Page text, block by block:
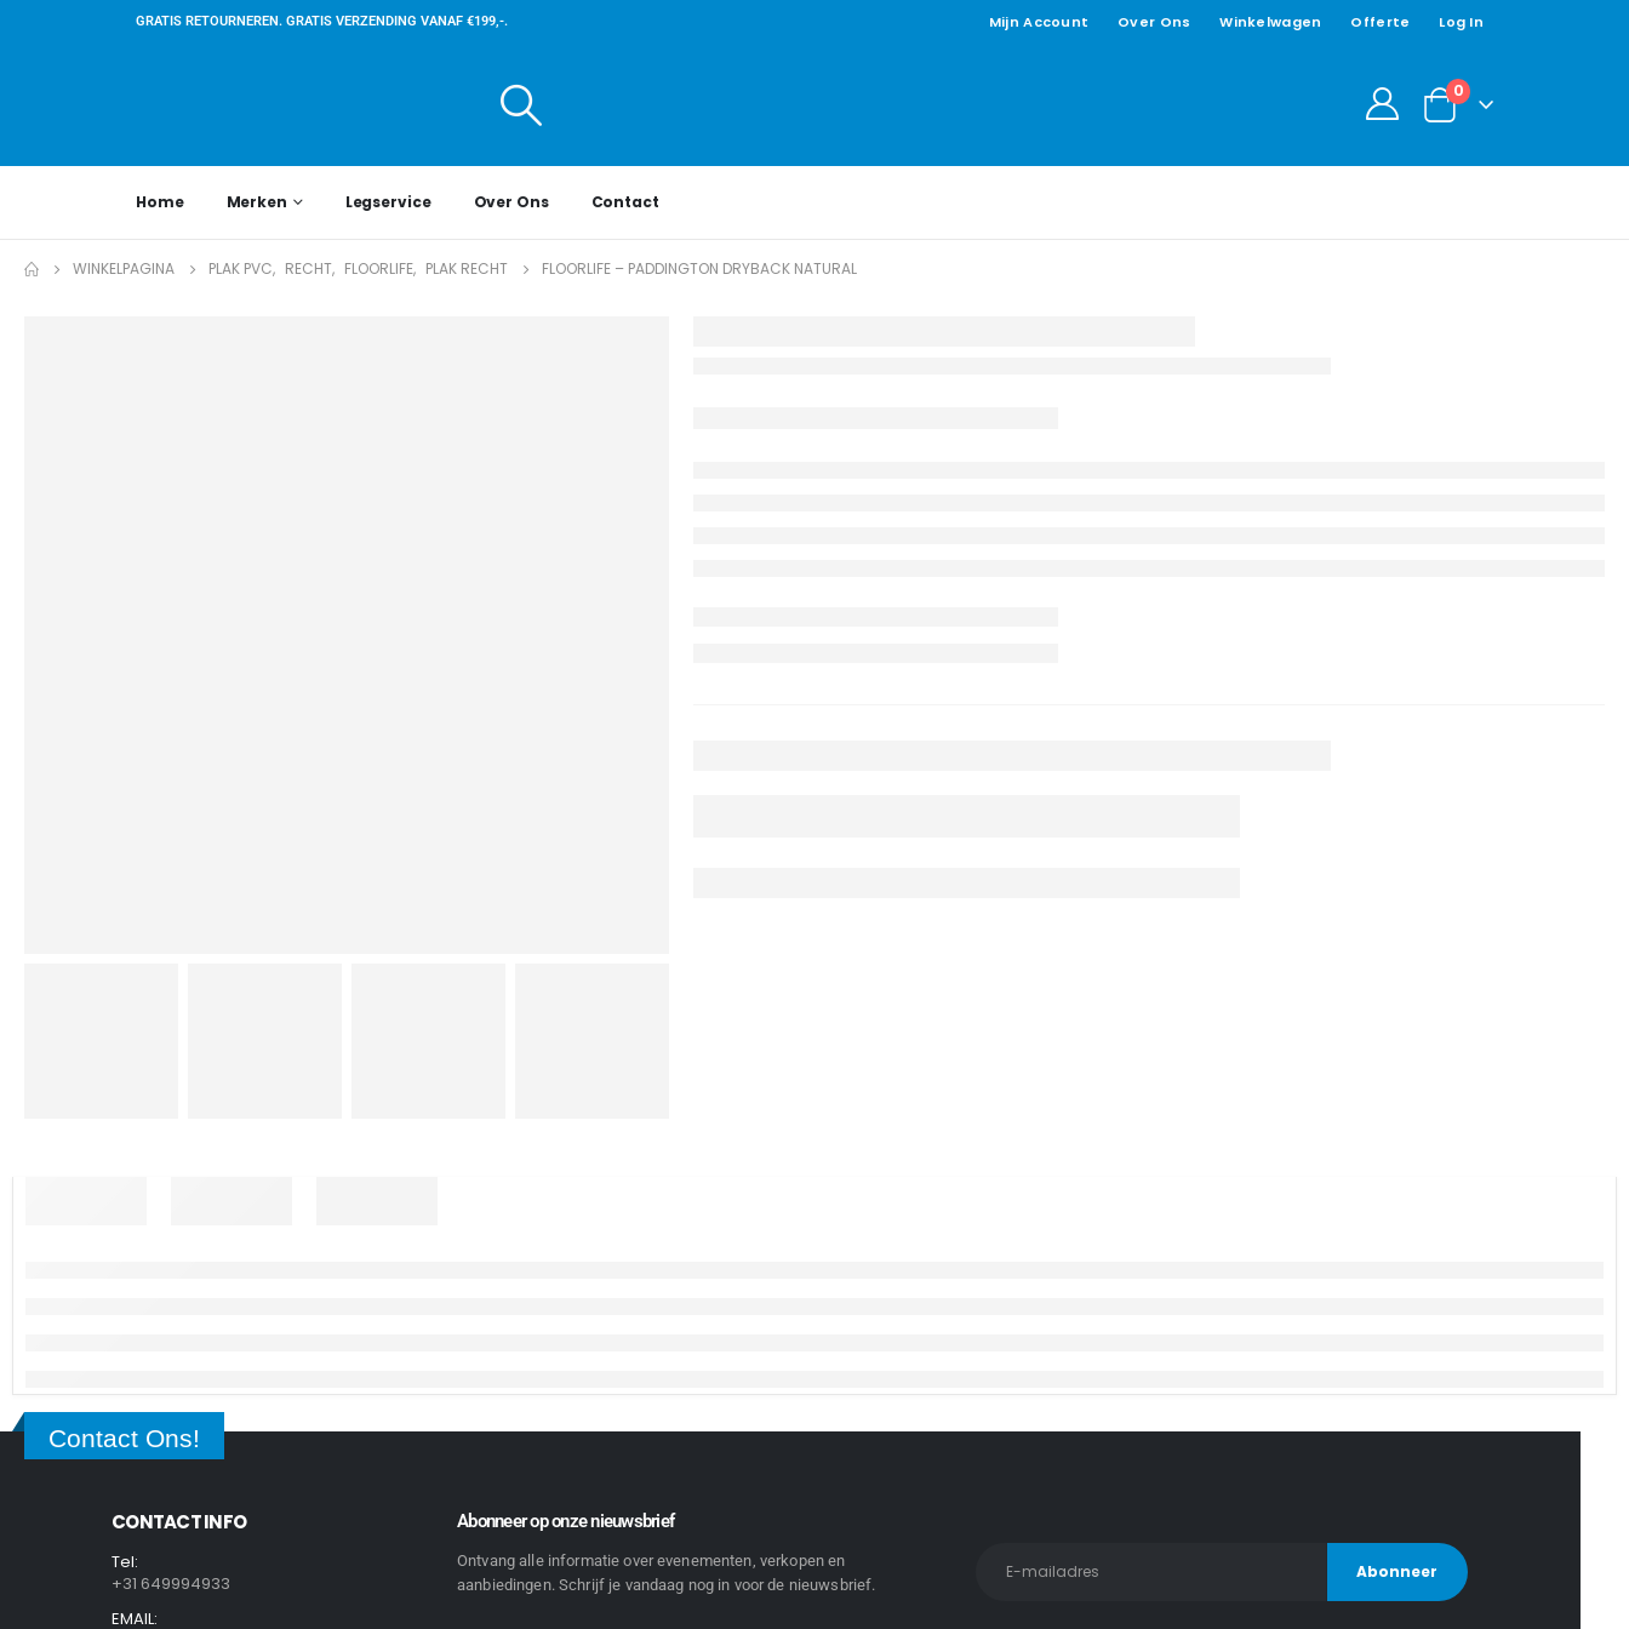
GRATIS RETOURNEREN. GRATIS VERZENDING VANAF €199,-. Mijn Account Over Ons Winkelwagen Offerte Log In
0
Home Merken Legservice Over Ons Contact
WINKELPAGINA PLAK PVC, RECHT, FLOORLIFE, PLAK RECHT FLOORLIFE – PADDINGTON DRYBACK NATURAL
Contact Ons!
CONTACT INFO
Tel:
+31 649994933
EMAIL:
Abonneer op onze nieuwsbrief
Ontvang alle informatie over evenementen, verkopen en
aanbiedingen. Schrijf je vandaag nog in voor de nieuwsbrief.